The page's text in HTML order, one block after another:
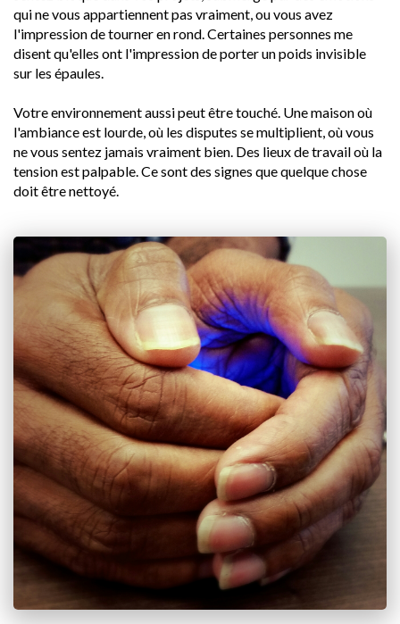
qui ne vous appartiennent pas vraiment, ou vous avez
l'impression de tourner en rond. Certaines personnes me
disent qu'elles ont l'impression de porter un poids invisible
sur les épaules.
Votre environnement aussi peut être touché. Une maison où
l'ambiance est lourde, où les disputes se multiplient, où vous
ne vous sentez jamais vraiment bien. Des lieux de travail où la
tension est palpable. Ce sont des signes que quelque chose
doit être nettoyé.